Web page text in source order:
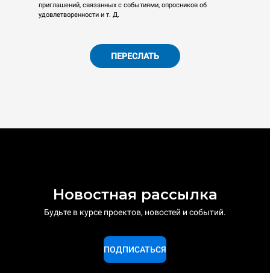
приглашений, связанных с событиями, опросников об
удовлетворенности и т. Д.
ПЕРЕСЛАТЬ
Новостная рассылка
Будьте в курсе проектов, новостей и событий.
ПОДПИСАТЬСЯ